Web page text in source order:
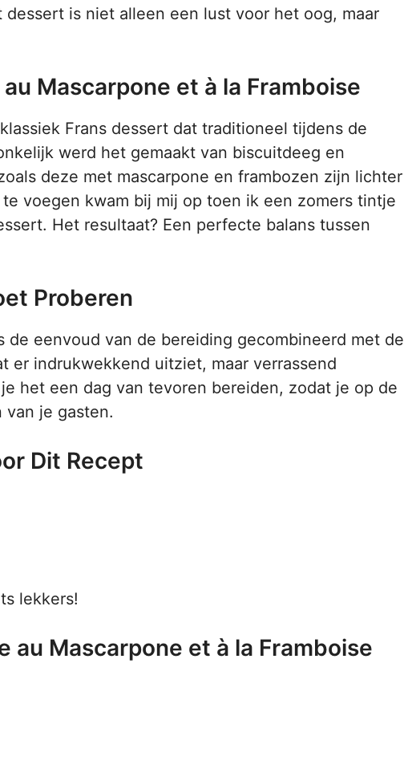
is niet alleen een lust voor het oog, maar
Mascarpone et à la Framboise
Frans dessert dat traditioneel tijdens de
werd het gemaakt van biscuitdeeg en
deze met mascarpone en frambozen zijn lichter
voegen kwam bij mij op toen ik een zomers tintje
Het resultaat? Een perfecte balans tussen
Proberen
de eenvoud van de bereiding gecombineerd met de
er indrukwekkend uitziet, maar verrassend
het een dag van tevoren bereiden, zodat je op de
je gasten.
Dit Recept
lekkers!
au Mascarpone et à la Framboise